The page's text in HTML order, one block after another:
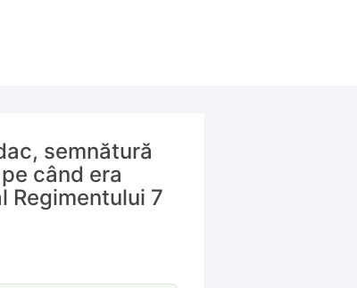
semnătură
când era
Regimentului 7